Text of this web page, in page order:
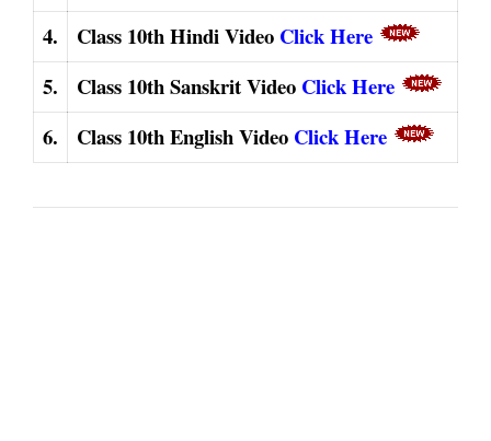
4.
Class 10th Hindi Video Click Here
5.
Class 10th Sanskrit Video Click Here
6.
Class 10th English Video Click Here